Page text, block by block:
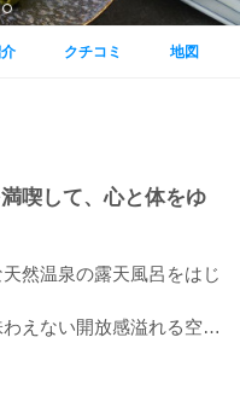
クチコミ 地図
喫して、心と体をゆ
然温泉の露天風呂をはじ
えない開放感溢れる空間